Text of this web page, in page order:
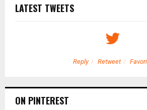
LATEST TWEETS
Reply Retweet
ON PINTEREST